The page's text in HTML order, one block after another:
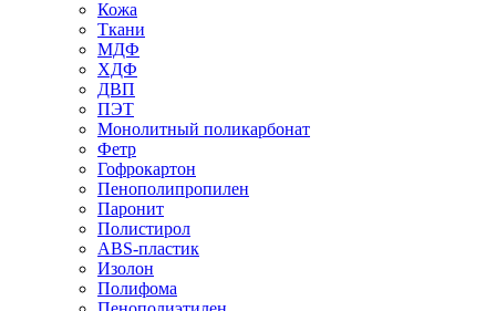
Кожа
Ткани
МДФ
ХДФ
ДВП
ПЭТ
Монолитный поликарбонат
Фетр
Гофрокартон
Пенополипропилен
Паронит
Полистирол
ABS-пластик
Изолон
Полифома